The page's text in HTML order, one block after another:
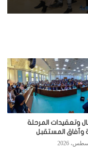
وتعقيدات المرحلة
وآفاق المستقبل